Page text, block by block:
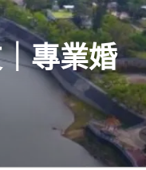
專業婚